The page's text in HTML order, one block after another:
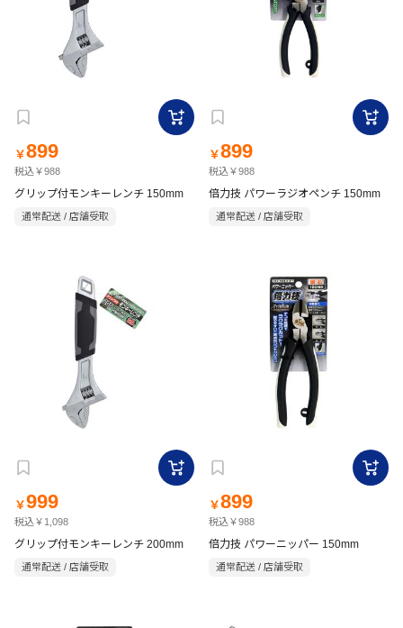
￥899
税込￥988
グリップ付モンキーレンチ 150mm
通常配送 / 店舗受取
￥899
税込￥988
倍力技 パワーラジオペンチ 150mm
通常配送 / 店舗受取
￥999
税込￥1,098
グリップ付モンキーレンチ 200mm
通常配送 / 店舗受取
￥899
税込￥988
倍力技 パワーニッパー 150mm
通常配送 / 店舗受取